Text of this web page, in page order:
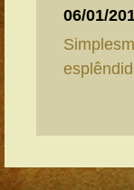
06/01/